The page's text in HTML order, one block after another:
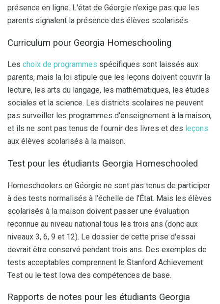
présence en ligne. L'état de Géorgie n'exige pas que les
parents signalent la présence des élèves scolarisés.
Curriculum pour Georgia Homeschooling
Les choix de programmes spécifiques sont laissés aux
parents, mais la loi stipule que les leçons doivent couvrir la
lecture, les arts du langage, les mathématiques, les études
sociales et la science. Les districts scolaires ne peuvent
pas surveiller les programmes d'enseignement à la maison,
et ils ne sont pas tenus de fournir des livres et des leçons
aux élèves scolarisés à la maison.
Test pour les étudiants Georgia Homeschooled
Homeschoolers en Géorgie ne sont pas tenus de participer
à des tests normalisés à l'échelle de l'État. Mais les élèves
scolarisés à la maison doivent passer une évaluation
reconnue au niveau national tous les trois ans (donc aux
niveaux 3, 6, 9 et 12). Le dossier de cette prise d'essai
devrait être conservé pendant trois ans. Des exemples de
tests acceptables comprennent le Stanford Achievement
Test ou le test Iowa des compétences de base.
Rapports de notes pour les étudiants Georgia